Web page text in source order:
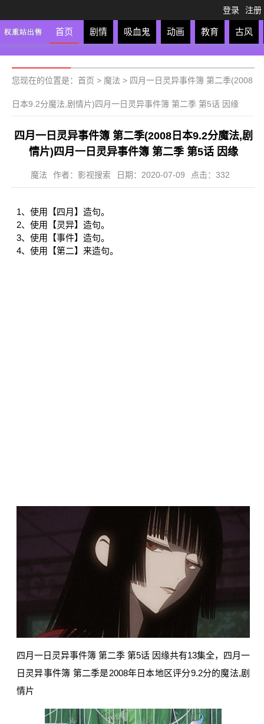
登录 注册
首页 剧情 吸血鬼 动画 教育 古风
轻松 校园 科幻 亲子 格斗 运动 恋爱 竞
您现在的位置是： 首页 > 魔法 > 四月一日灵异事件簿 第二季(2008
日本9.2分魔法,剧情片)四月一日灵异事件簿 第二季 第5话 因缘
四月一日灵异事件簿 第二季(2008日本9.2分魔法,剧
情片)四月一日灵异事件簿 第二季 第5话 因缘
魔法 作者：影视搜索 日期：2020-07-09 点击：332
1、使用【四月】造句。
2、使用【灵异】造句。
3、使用【事件】造句。
4、使用【第二】来造句。
四月一日灵异事件簿 第二季 第5话 因缘共有13集全，四月一
日灵异事件簿 第二季是2008年日本地区评分9.2分的魔法,剧
情片